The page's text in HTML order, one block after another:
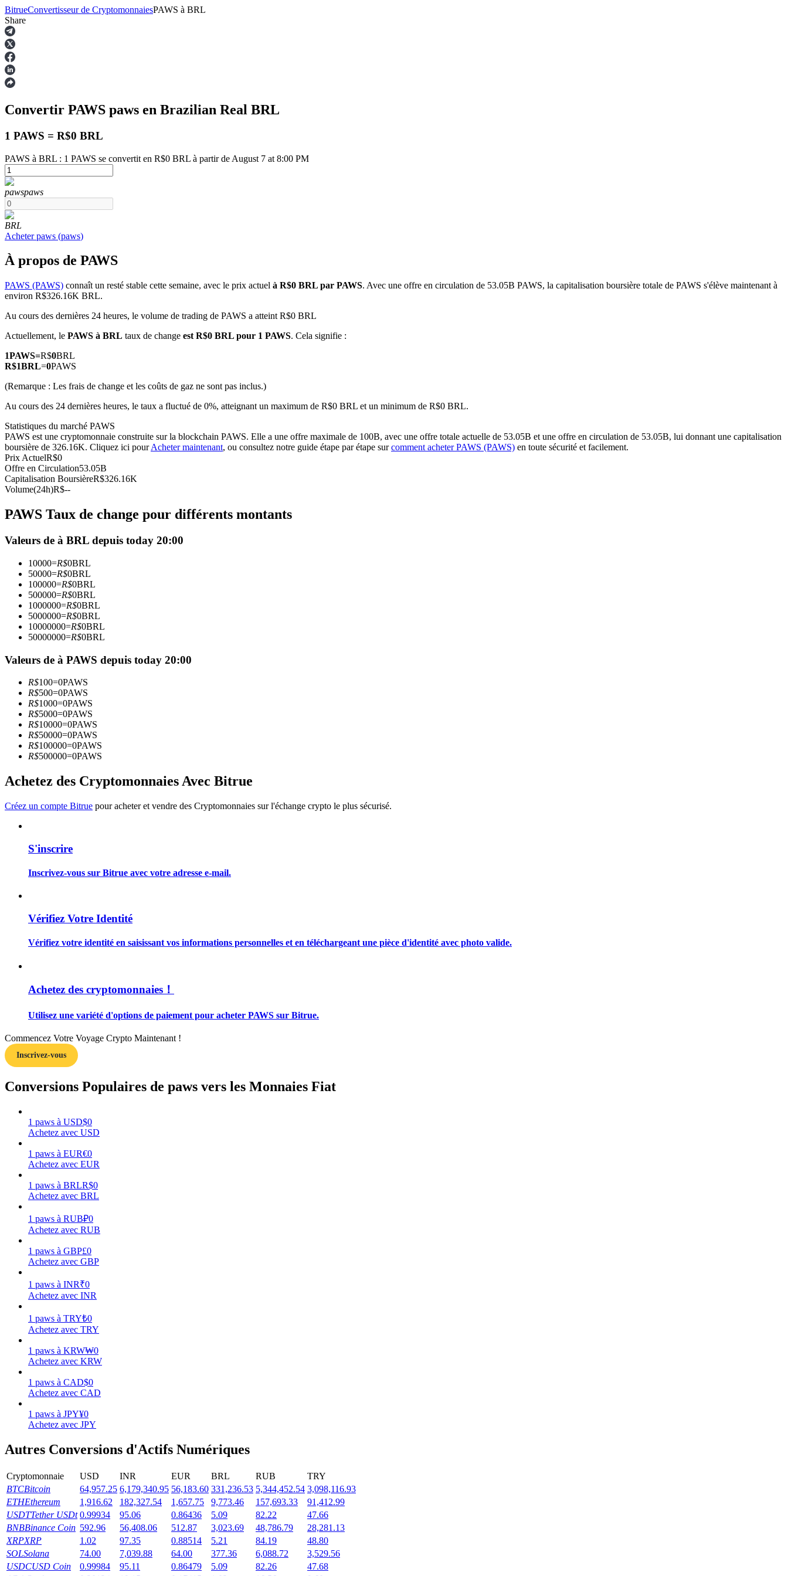
Contrats à terme
Futures USDT
Futures utilisant l'USDT comme garantie
Futures COIN-M
Contrats à terme sur crypto-monnaie
Futures USDC
Futures utilisant l'USDC comme garantie
Copie de Trading
Rejoignez les meilleurs traders
Information
Guide de démarrage des contrats à terme
Stratégies de trading
Apprenez à rester rentable
Gagner
Cochon de puissance
Gagnez quotidiennement des récompenses compétitives
BitrueConvertisseur de CryptomonnaiesPAWS à BRL
Share
Convertir PAWS paws en Brazilian Real BRL
1 PAWS = R$0 BRL
PAWS à BRL : 1 PAWS se convertit en R$0 BRL à partir de August 7 at 8:00 PM
pawspaws
BRL
Acheter paws (paws)
À propos de PAWS
PAWS (PAWS) connaît un resté stable cette semaine, avec le prix actuel à R$0 BRL par PAWS. Avec une offre en circulation de 53.05B PAWS, la capitalisation boursière totale de PAWS s'élève maintenant à
environ R$326.16K BRL.
Au cours des dernières 24 heures, le volume de trading de PAWS a atteint R$0 BRL
Actuellement, le PAWS à BRL taux de change est R$0 BRL pour 1 PAWS. Cela signifie :
1PAWS=R$0BRL
R$1BRL=0PAWS
(Remarque : Les frais de change et les coûts de gaz ne sont pas inclus.)
Au cours des 24 dernières heures, le taux a fluctué de 0%, atteignant un maximum de R$0 BRL et un minimum de R$0 BRL.
Statistiques du marché PAWS
PAWS est une cryptomonnaie construite sur la blockchain PAWS. Elle a une offre maximale de 100B, avec une offre totale actuelle de 53.05B et une offre en circulation de 53.05B, lui donnant une capitalisation
boursière de 326.16K. Cliquez ici pourAcheter maintenant, ou consultez notre guide étape par étape surcomment acheter PAWS (PAWS) en toute sécurité et facilement.
Prix ActuelR$0
Offre en Circulation53.05B
Capitalisation BoursièreR$326.16K
Volume(24h)R$--
PAWS Taux de change pour différents montants
Valeurs de à BRL depuis today 20:00
10000=R$0BRL
50000=R$0BRL
100000=R$0BRL
500000=R$0BRL
1000000=R$0BRL
5000000=R$0BRL
10000000=R$0BRL
50000000=R$0BRL
Valeurs de à PAWS depuis today 20:00
R$100=0PAWS
R$500=0PAWS
R$1000=0PAWS
R$5000=0PAWS
R$10000=0PAWS
R$50000=0PAWS
R$100000=0PAWS
R$500000=0PAWS
Achetez des Cryptomonnaies Avec Bitrue
Créez un compte Bitrue pour acheter et vendre des Cryptomonnaies sur l'échange crypto le plus sécurisé.
S'inscrire
Inscrivez-vous sur Bitrue avec votre adresse e-mail.
Vérifiez Votre Identité
Vérifiez votre identité en saisissant vos informations personnelles et en téléchargeant une pièce d'identité avec photo valide.
Achetez des cryptomonnaies！
Utilisez une variété d'options de paiement pour acheter PAWS sur Bitrue.
Commencez Votre Voyage Crypto Maintenant !
Inscrivez-vous
Conversions Populaires de paws vers les Monnaies Fiat
1 paws à USD$0
Achetez avec USD
1 paws à EUR€0
Achetez avec EUR
1 paws à BRLR$0
Achetez avec BRL
1 paws à RUB₽0
Achetez avec RUB
1 paws à GBP£0
Achetez avec GBP
1 paws à INR₹0
Achetez avec INR
1 paws à TRY₺0
Achetez avec TRY
1 paws à KRW₩0
Achetez avec KRW
1 paws à CAD$0
Achetez avec CAD
1 paws à JPY¥0
Achetez avec JPY
Autres Conversions d'Actifs Numériques
Cryptomonnaie USD INR EUR BRL RUB
TRY
BTCBitcoin 64,957.25 6,179,340.95 56,183.60 331,236.53 5,344,452.54 3,098,116.93
ETHEthereum 1,916.62 182,327.54 1,657.75 9,773.46 157,693.33
91,412.99
USDTTether USDt 0.99934 95.06 0.86436 5.09 82.22
47.66
BNBBinance Coin 592.96 56,408.06 512.87 3,023.69 48,786.79
28,281.13
XRPXRP 1.02 97.35 0.88514 5.21 84.19
48.80
SOLSolana 74.00 7,039.88 64.00 377.36 6,088.72
3,529.56
USDCUSD Coin 0.99984 95.11 0.86479 5.09 82.26
47.68